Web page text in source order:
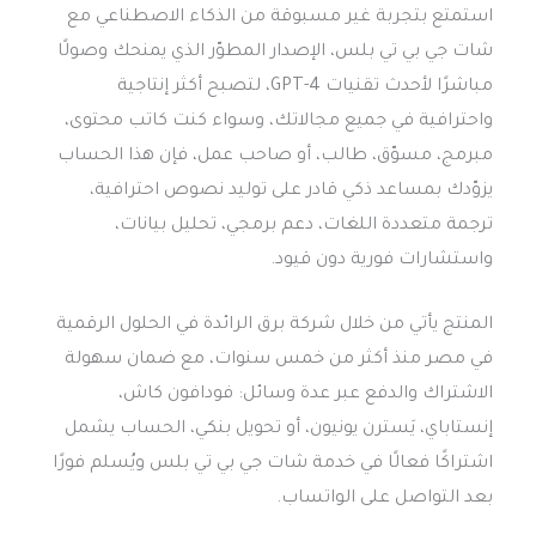
استمتع بتجربة غير مسبوقة من الذكاء الاصطناعي مع
شات جي بي تي بلس، الإصدار المطوّر الذي يمنحك وصولًا
مباشرًا لأحدث تقنيات GPT-4، لتصبح أكثر إنتاجية
واحترافية في جميع مجالاتك، وسواء كنت كاتب محتوى،
مبرمج، مسوّق، طالب، أو صاحب عمل، فإن هذا الحساب
يزوّدك بمساعد ذكي قادر على توليد نصوص احترافية،
ترجمة متعددة اللغات، دعم برمجي، تحليل بيانات،
واستشارات فورية دون قيود.
المنتج يأتي من خلال شركة برق الرائدة في الحلول الرقمية
في مصر منذ أكثر من خمس سنوات، مع ضمان سهولة
الاشتراك والدفع عبر عدة وسائل: فودافون كاش،
إنستاباي، يَسترن يونيون، أو تحويل بنكي، الحساب يشمل
اشتراكًا فعالًا في خدمة شات جي بي تي بلس ويُسلم فورًا
بعد التواصل على الواتساب.